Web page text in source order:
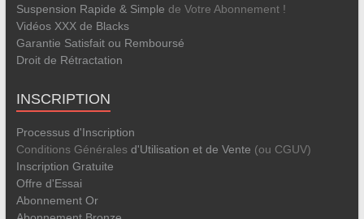
Suspension Rapide & Simple de Votre Abonnement !
Vidéos XXX de Blacks
Garantie Satisfait ou Remboursé
Droit de Rétractation
INSCRIPTION
Processus d'Inscription
Conditions Générales d'Utilisation et de Vente (ou CGUV)
Inscription Gratuite
Offre d'Essai
Abonnement Or